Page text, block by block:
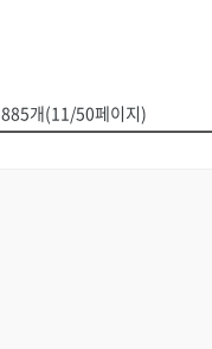
885개(11/50페이지)